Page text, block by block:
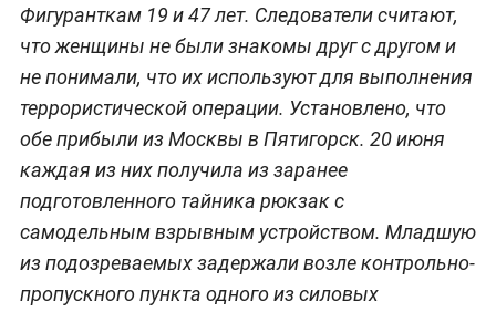
Фигуранткам 19 и 47 лет. Следователи считают,
что женщины не были знакомы друг с другом и
не понимали, что их используют для выполнения
террористической операции. Установлено, что
обе прибыли из Москвы в Пятигорск. 20 июня
каждая из них получила из заранее
подготовленного тайника рюкзак с
самодельным взрывным устройством. Младшую
из подозреваемых задержали возле контрольно-
пропускного пункта одного из силовых